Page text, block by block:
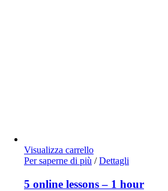
Visualizza carrello
Per saperne di più / Dettagli
5 online lessons – 1 hour